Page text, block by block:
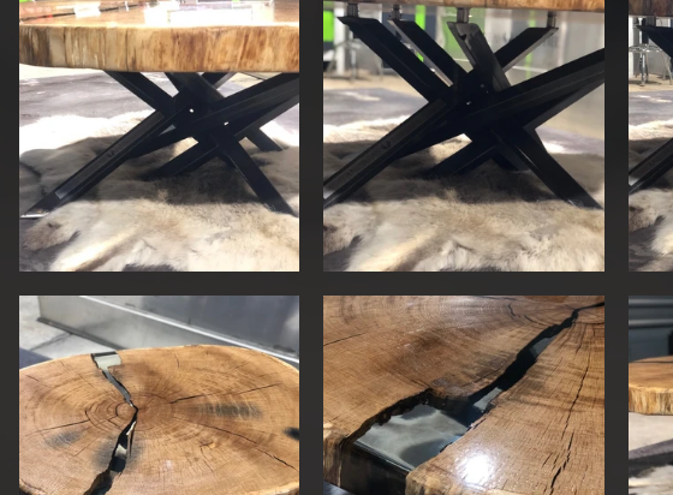
Design Möbel Tv Lift Schrank Crackriver Design
Cube Chair Schiebetür Messe